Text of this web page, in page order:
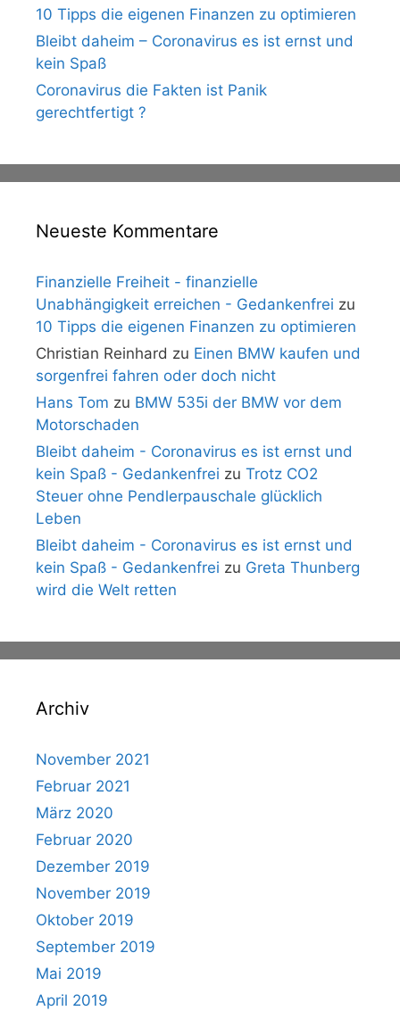
10 Tipps die eigenen Finanzen zu optimieren
Bleibt daheim – Coronavirus es ist ernst und
kein Spaß
Coronavirus die Fakten ist Panik
gerechtfertigt ?
Neueste Kommentare
Finanzielle Freiheit - finanzielle
Unabhängigkeit erreichen - Gedankenfrei zu
10 Tipps die eigenen Finanzen zu optimieren
Christian Reinhard zu Einen BMW kaufen und
sorgenfrei fahren oder doch nicht
Hans Tom zu BMW 535i der BMW vor dem
Motorschaden
Bleibt daheim - Coronavirus es ist ernst und
kein Spaß - Gedankenfrei zu Trotz CO2
Steuer ohne Pendlerpauschale glücklich
Leben
Bleibt daheim - Coronavirus es ist ernst und
kein Spaß - Gedankenfrei zu Greta Thunberg
wird die Welt retten
Archiv
November 2021
Februar 2021
März 2020
Februar 2020
Dezember 2019
November 2019
Oktober 2019
September 2019
Mai 2019
April 2019